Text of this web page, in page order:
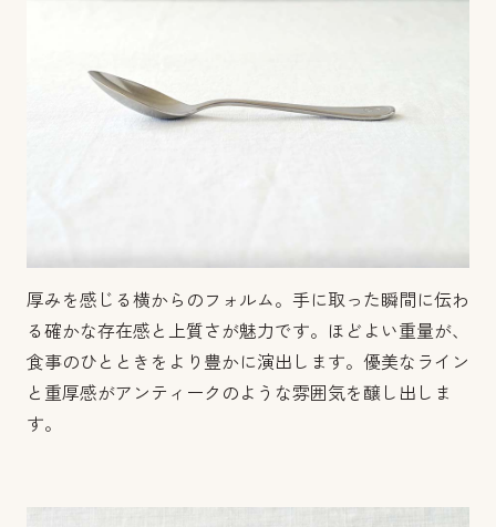
厚みを感じる横からのフォルム。手に取った瞬間に伝わ
る確かな存在感と上質さが魅力です。ほどよい重量が、
食事のひとときをより豊かに演出します。優美なライン
と重厚感がアンティークのような雰囲気を醸し出しま
す。